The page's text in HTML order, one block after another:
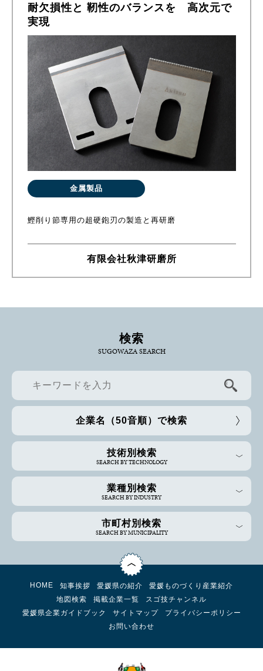
耐欠損性と 靭性のバランスを 高次元で
実現
金属製品
鰹削り節専用の超硬鉋刃の製造と再研磨
有限会社秋津研磨所
検索
SUGOWAZA SEARCH
企業名（50音順）で検索
技術別検索
SEARCH BY TECHNOLOGY
業種別検索
SEARCH BY INDUSTRY
市町村別検索
SEARCH BY MUNICIPALITY
HOME 知事挨拶 愛媛県の紹介
愛媛ものづくり産業紹介
地図検索
掲載企業一覧
スゴ技チャンネル
愛媛県企業ガイドブック
サイトマップ
プライバシーポリシー
お問い合わせ